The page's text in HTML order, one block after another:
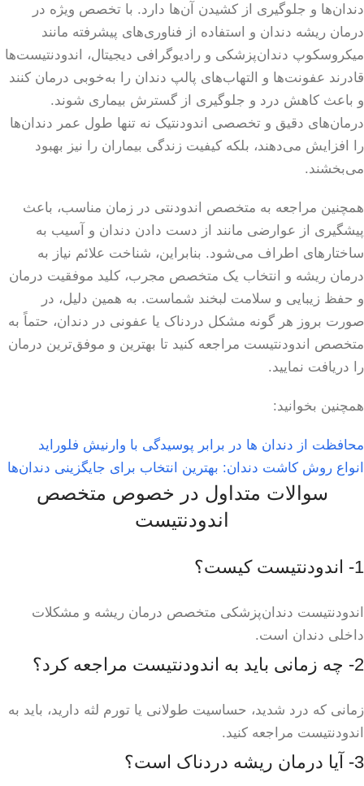
دندان‌ها و جلوگیری از کشیدن آن‌ها دارد. با تخصص ویژه در
درمان ریشه دندان و استفاده از فناوری‌های پیشرفته مانند
میکروسکوپ دندان‌پزشکی و رادیوگرافی دیجیتال، اندودنتیست‌ها
قادرند عفونت‌ها و التهاب‌های پالپ دندان را به‌خوبی درمان کنند
و باعث کاهش درد و جلوگیری از گسترش بیماری شوند.
درمان‌های دقیق و تخصصی اندودنتیک نه تنها طول عمر دندان‌ها
را افزایش می‌دهند، بلکه کیفیت زندگی بیماران را نیز بهبود
می‌بخشند.
همچنین مراجعه به متخصص اندودنتی در زمان مناسب، باعث
پیشگیری از عوارضی مانند از دست دادن دندان و آسیب به
ساختارهای اطراف می‌شود. بنابراین، شناخت علائم نیاز به
درمان ریشه و انتخاب یک متخصص مجرب، کلید موفقیت درمان
و حفظ زیبایی و سلامت لبخند شماست. به همین دلیل، در
صورت بروز هر گونه مشکل دردناک یا عفونی در دندان، حتماً به
متخصص اندودنتیست مراجعه کنید تا بهترین و موفق‌ترین درمان
را دریافت نمایید.
همچنین بخوانید:
محافظت از دندان‌ ها در برابر پوسیدگی با وارنیش فلوراید
انواع روش کاشت دندان: بهترین انتخاب برای جایگزینی دندان‌ها
سوالات متداول در خصوص متخصص
اندودنتیست
1- اندودنتیست کیست؟
اندودنتیست دندان‌پزشکی متخصص درمان ریشه و مشکلات
داخلی دندان است.
2- چه زمانی باید به اندودنتیست مراجعه کرد؟
زمانی که درد شدید، حساسیت طولانی یا تورم لثه دارید، باید به
اندودنتیست مراجعه کنید.
3- آیا درمان ریشه دردناک است؟